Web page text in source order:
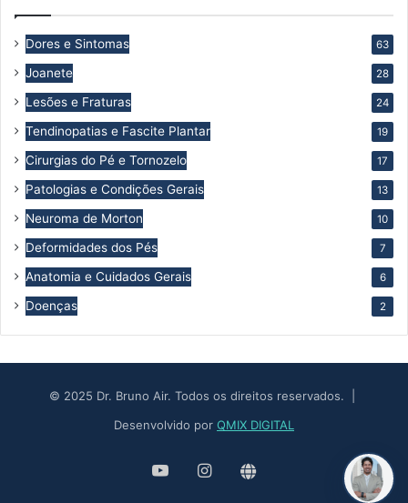
Dores e Sintomas 63
Joanete 28
Lesões e Fraturas 24
Tendinopatias e Fascite Plantar 19
Cirurgias do Pé e Tornozelo 17
Patologias e Condições Gerais 13
Neuroma de Morton 10
Deformidades dos Pés 7
Anatomia e Cuidados Gerais 6
Doenças 2
© 2025 Dr. Bruno Air. Todos os direitos reservados. |
Desenvolvido por QMIX DIGITAL
YouTubeInstagram
Site